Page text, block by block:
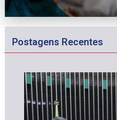
Postagens Recentes